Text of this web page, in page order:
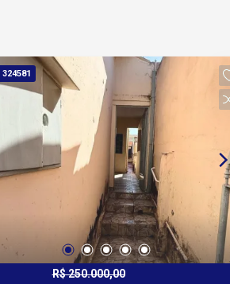
324581
R$ 250.000,00